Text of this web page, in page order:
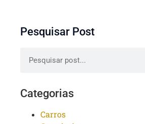
Pesquisar Post
Categorias
Carros